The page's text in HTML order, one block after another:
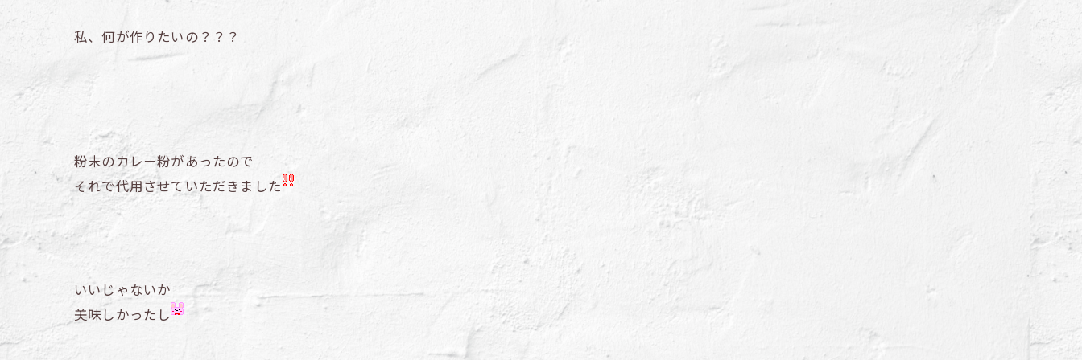
私、何が作りたいの？？？
粉末のカレー粉があったので
それで代用させていただきました
いいじゃないか
美味しかったし